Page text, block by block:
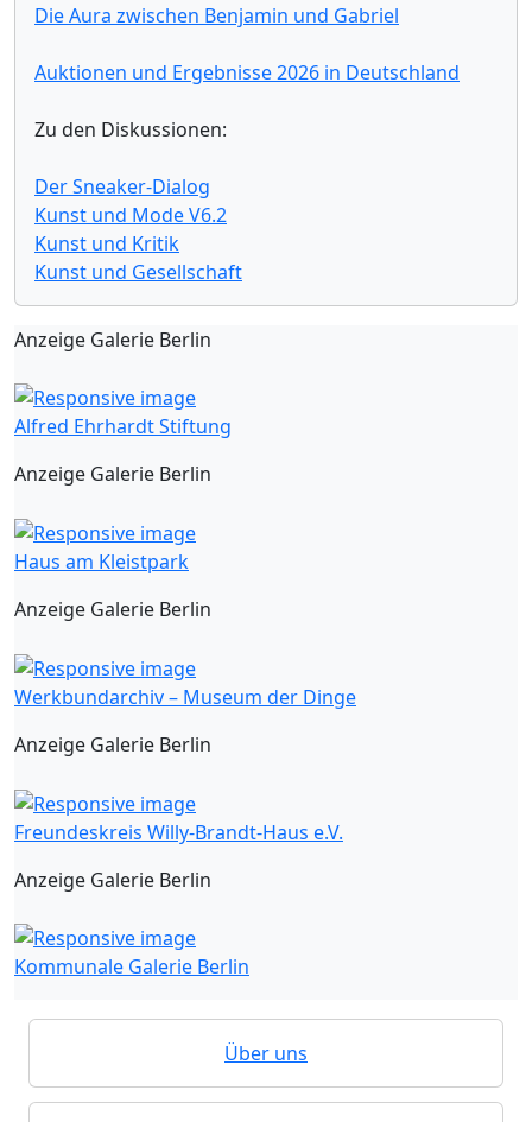
Die Aura zwischen Benjamin und Gabriel
Auktionen und Ergebnisse 2026 in Deutschland
Zu den Diskussionen:
Der Sneaker-Dialog
Kunst und Mode V6.2
Kunst und Kritik
Kunst und Gesellschaft
Anzeige Galerie Berlin
Alfred Ehrhardt Stiftung
Anzeige Galerie Berlin
Haus am Kleistpark
Anzeige Galerie Berlin
Werkbundarchiv – Museum der Dinge
Anzeige Galerie Berlin
Freundeskreis Willy-Brandt-Haus e.V.
Anzeige Galerie Berlin
Kommunale Galerie Berlin
Über uns